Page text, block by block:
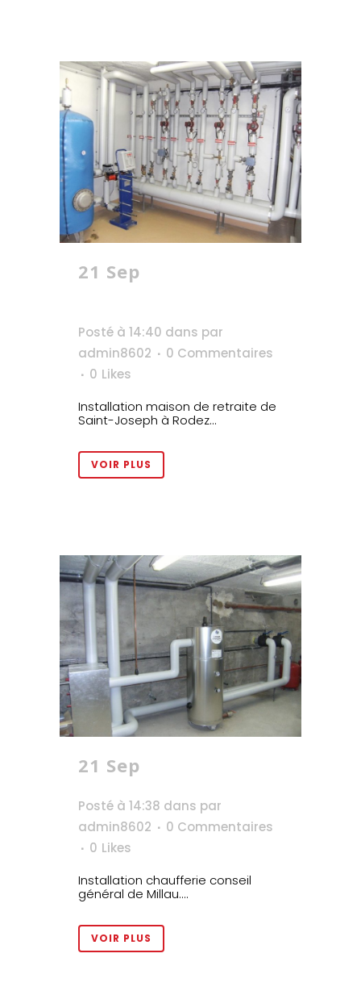
21 Sep
Posté à 14:40 dans par
admin8602
0 Commentaires
0 Likes
Installation maison de retraite de
Saint-Joseph à Rodez...
VOIR PLUS
21 Sep
Posté à 14:38 dans par
admin8602
0 Commentaires
0 Likes
Installation chaufferie conseil
général de Millau....
VOIR PLUS